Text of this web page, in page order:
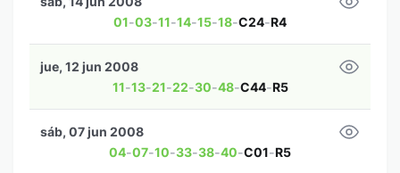
01-03-11-14-15-18-C24-R4
11-13-21-22-30-48-C44-R5
jue, 12 jun 2008
04-07-10-33-38-40-C01-R5
sáb, 07 jun 2008